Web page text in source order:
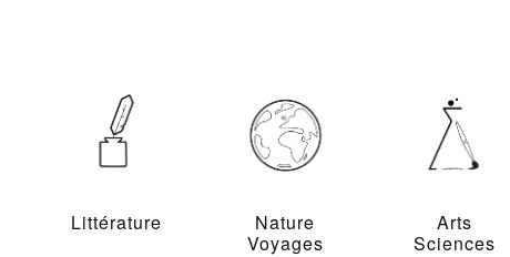
Littérature
Nature
Voyages
Arts
Sciences